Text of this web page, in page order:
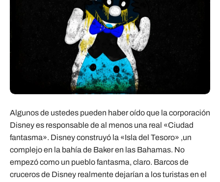
Algunos de ustedes pueden haber oído que la corporación
Disney es responsable de al menos una real «Ciudad
fantasma». Disney construyó la «Isla del Tesoro» ,un
complejo en la bahía de Baker en las Bahamas. No
empezó como un pueblo fantasma, claro. Barcos de
cruceros de Disney realmente dejarían a los turistas en el